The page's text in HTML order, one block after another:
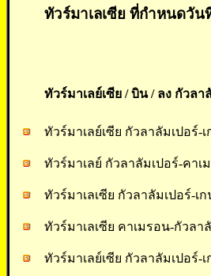
ทัวร์มาเลเซีย ที่กำหนดวัน
ทัวร์มาเลย์เซีย / บิน / ลง กัวลา
ทัวร์มาเลย์เซีย กัวลาลัมเปอร์-
ทัวร์มาเลย์ กัวลาลัมเปอร์-คาเ
ทัวร์มาเลเซีย กัวลาลัมเปอร์-เ
ทัวร์มาเลเซีย คาเมรอน-กัวลา
ทัวร์มาเลย์เซีย กัวลาลัมเปอร์-